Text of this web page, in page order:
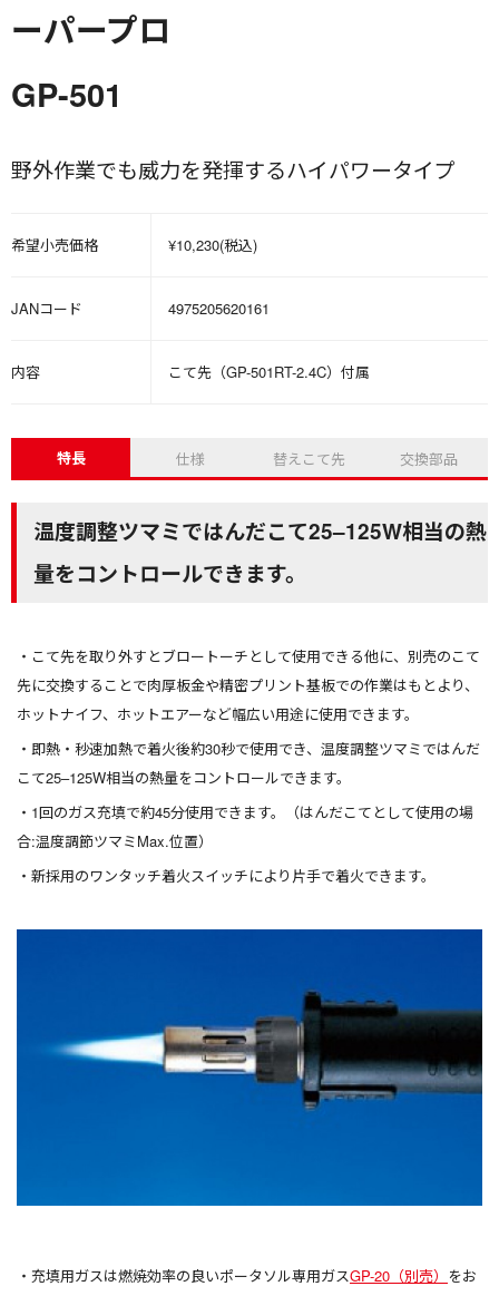
ーパープロ
GP-501
野外作業でも威力を発揮するハイパワータイプ
希望小売価格 ¥10,230(税込)
JANコード 4975205620161
内容 こて先（GP-501RT-2.4C）付属
特長 仕様 替えこて先 交換部品
温度調整ツマミではんだこて25–125W相当の熱
量をコントロールできます。
こて先を取り外すとブロートーチとして使用できる他に、別売のこて
先に交換することで肉厚板金や精密プリント基板での作業はもとより、
ホットナイフ、ホットエアーなど幅広い用途に使用できます。
即熱・秒速加熱で着火後約30秒で使用でき、温度調整ツマミではんだ
こて25–125W相当の熱量をコントロールできます。
1回のガス充填で約45分使用できます。（はんだこてとして使用の場
合:温度調節ツマミMax.位置）
新採用のワンタッチ着火スイッチにより片手で着火できます。
充填用ガスは燃焼効率の良いポータソル専用ガスGP-20（別売） をお